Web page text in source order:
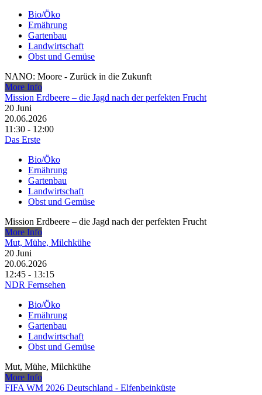
Bio/Öko
Ernährung
Gartenbau
Landwirtschaft
Obst und Gemüse
NANO: Moore - Zurück in die Zukunft
More Info
Mission Erdbeere – die Jagd nach der perfekten Frucht
20 Juni
20.06.2026
11:30 - 12:00
Das Erste
Bio/Öko
Ernährung
Gartenbau
Landwirtschaft
Obst und Gemüse
Mission Erdbeere – die Jagd nach der perfekten Frucht
More Info
Mut, Mühe, Milchkühe
20 Juni
20.06.2026
12:45 - 13:15
NDR Fernsehen
Bio/Öko
Ernährung
Gartenbau
Landwirtschaft
Obst und Gemüse
Mut, Mühe, Milchkühe
More Info
FIFA WM 2026 Deutschland - Elfenbeinküste